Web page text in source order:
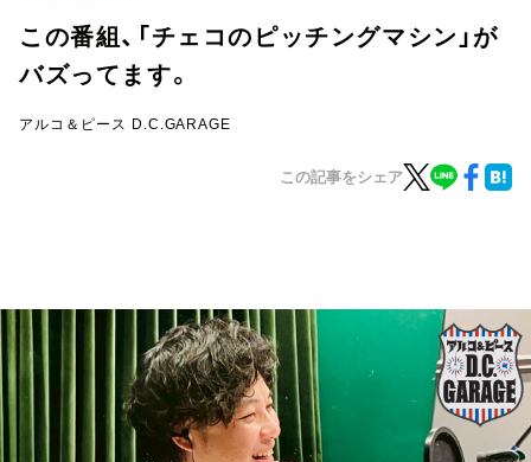
イベント・グッズ
YouTube
会社情報
この番組、「チェコのピッチングマシン」が
バズってます。
アルコ＆ピース D.C.GARAGE
この記事をシェア